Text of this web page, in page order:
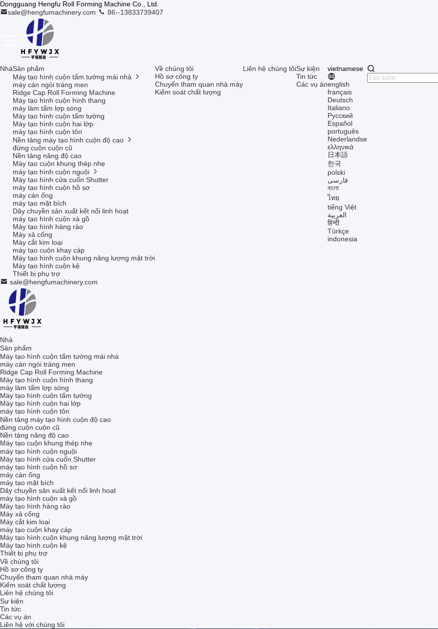
Dongguang Hengfu Roll Forming Machine Co., Ltd.
sale@hengfumachinery.com
86--13833739407
NhàSản phẩm
Máy tạo hình cuộn tấm tường mái nhà
máy cán ngói tráng men
Ridge Cap Roll Forming Machine
Máy tạo hình cuộn hình thang
máy làm tấm lợp sóng
Máy tạo hình cuộn tấm tường
Máy tạo hình cuộn hai lớp
máy tạo hình cuộn tôn
Nền tảng máy tạo hình cuộn độ cao
đứng cuộn cuộn cũ
Nền tảng nâng độ cao
Máy tạo cuộn khung thép nhẹ
máy tạo hình cuộn nguội
Máy tạo hình cửa cuốn Shutter
máy tạo hình cuộn hồ sơ
máy cán ống
máy tạo mặt bích
Dây chuyền sản xuất kết nối linh hoạt
máy tạo hình cuộn xà gồ
Máy tạo hình hàng rào
Máy xả cống
Máy cắt kim loại
máy tạo cuộn khay cáp
Máy tạo hình cuộn khung năng lượng mặt trời
Máy tạo hình cuộn kệ
Thiết bị phụ trợ
Về chúng tôi
Hồ sơ công ty
Chuyến tham quan nhà máy
Kiểm soát chất lượng
Liên hệ chúng tôiSự kiện
Tin tức
Các vụ án
vietnamese
english
français
Deutsch
Italiano
Русский
Español
português
Nederlandse
ελληνικά
日本語
한국
polski
فارسی
বাংলা
ไทย
tiếng Việt
العربية
हिन्दी
Türkçe
indonesia
sale@hengfumachinery.com
Nhà
Sản phẩm
Máy tạo hình cuộn tấm tường mái nhà
máy cán ngói tráng men
Ridge Cap Roll Forming Machine
Máy tạo hình cuộn hình thang
máy làm tấm lợp sóng
Máy tạo hình cuộn tấm tường
Máy tạo hình cuộn hai lớp
máy tạo hình cuộn tôn
Nền tảng máy tạo hình cuộn độ cao
đứng cuộn cuộn cũ
Nền tảng nâng độ cao
Máy tạo cuộn khung thép nhẹ
máy tạo hình cuộn nguội
Máy tạo hình cửa cuốn Shutter
máy tạo hình cuộn hồ sơ
máy cán ống
máy tạo mặt bích
Dây chuyền sản xuất kết nối linh hoạt
máy tạo hình cuộn xà gồ
Máy tạo hình hàng rào
Máy xả cống
Máy cắt kim loại
máy tạo cuộn khay cáp
Máy tạo hình cuộn khung năng lượng mặt trời
Máy tạo hình cuộn kệ
Thiết bị phụ trợ
Về chúng tôi
Hồ sơ công ty
Chuyến tham quan nhà máy
Kiểm soát chất lượng
Liên hệ chúng tôi
Sự kiện
Tin tức
Các vụ án
Liên hệ với chúng tôi